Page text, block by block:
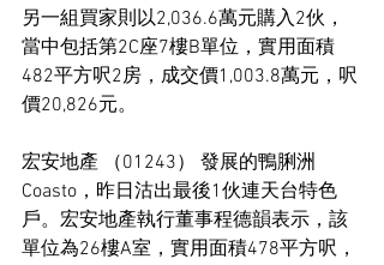
另一組買家則以2,036.6萬元購入2伙，
當中包括第2C座7樓B單位，實用面積
482平方呎2房，成交價1,003.8萬元，呎
價20,826元。
宏安地產 （01243） 發展的鴨脷洲
Coasto，昨日沽出最後1伙連天台特色
戶。宏安地產執行董事程德韻表示，該
單位為26樓A室，實用面積478平方呎，